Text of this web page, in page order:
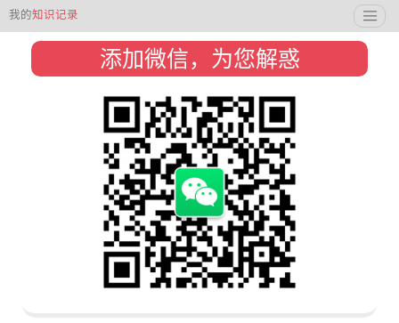
我的知识记录
添加微信，为您解惑